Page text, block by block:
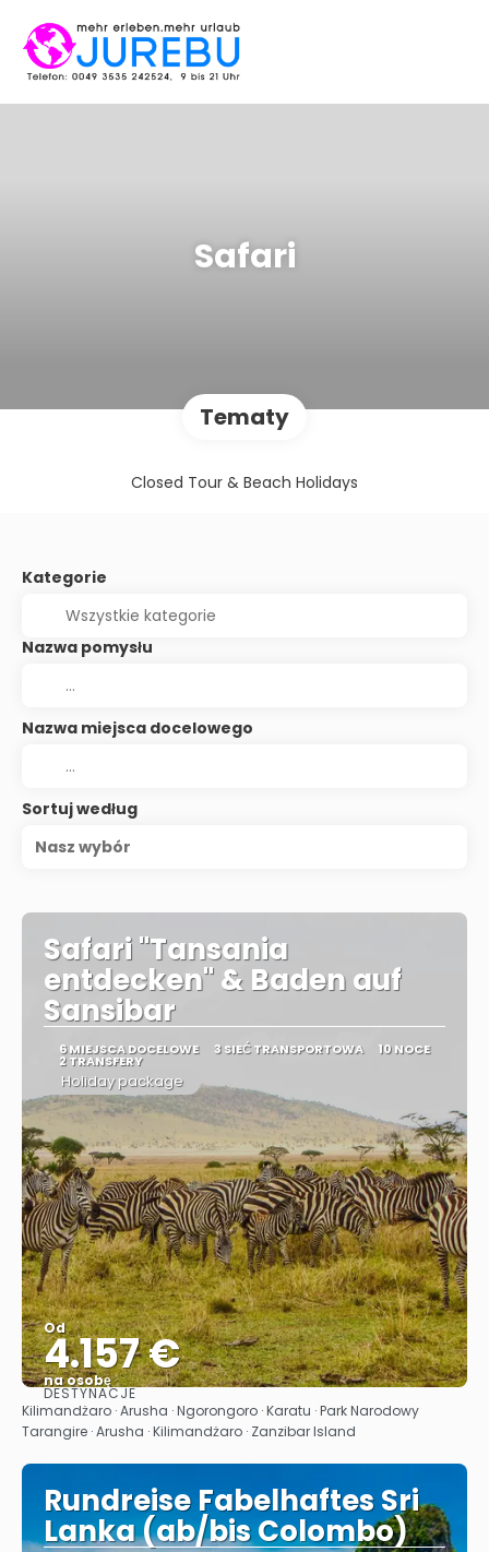
Safari
Tematy
Closed Tour & Beach Holidays
Kategorie
Nazwa pomysłu
Nazwa miejsca docelowego
Sortuj według
Nasz wybór
Safari "Tansania
entdecken" & Baden auf
Sansibar
6 MIEJSCA DOCELOWE 3 SIEĆ TRANSPORTOWA 10 NOCE
2 TRANSFERY
Holiday package
Od
4.157 €
na osobę
Zobacz
DESTYNACJE
Kilimandżaro · Arusha · Ngorongoro · Karatu · Park Narodowy
Tarangire · Arusha · Kilimandżaro · Zanzibar Island
Rundreise Fabelhaftes Sri
Lanka (ab/bis Colombo)